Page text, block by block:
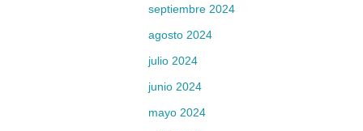
septiembre 2024
agosto 2024
julio 2024
junio 2024
mayo 2024